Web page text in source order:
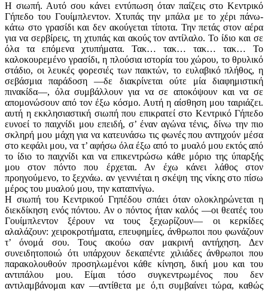
Η σιωπή. Αυτό σου κάνει εντύπωση όταν παίζεις στο Κεντρικό
Γήπεδο του Γουίμπλεντον. Χτυπάς την μπάλα με το χέρι πάνω-
κάτω στο γρασίδι και δεν ακούγεται τίποτα. Την πετάς στον αέρα
για να σερβίρεις, τη χτυπάς και ακούς τον αντίλαλο. Το ίδιο και σε
όλα τα επόμενα χτυπήματα. Τακ… τακ… τακ… τακ… Το
καλοκουρεμένο γρασίδι, η πλούσια ιστορία του χώρου, το θρυλικό
στάδιο, οι λευκές φορεσιές των παικτών, το ευλαβικό πλήθος, η
σεβάσμια παράδοση —δε διακρίνεται ούτε μία διαφημιστική
πινακίδα—, όλα συμβάλλουν για να σε αποκόψουν και να σε
απομονώσουν από τον έξω κόσμο. Αυτή η αίσθηση μου ταιριάζει.
αυτή η εκκλησιαστική σιωπή που επικρατεί στο Κεντρικό Γήπεδο
ευνοεί το παιχνίδι μου επειδή, σ’ έναν αγώνα τένις, δίνω την πιο
σκληρή μου μάχη για να κατευνάσω τις φωνές που αντηχούν μέσα
στο κεφάλι μου, να τ’ αφήσω όλα έξω από το μυαλό μου εκτός από
το ίδιο το παιχνίδι και να επικεντρώσω κάθε μόριο της ύπαρξής
μου στον πόντο που έρχεται. Αν έχω κάνει λάθος στον
προηγούμενο, το ξεχνάω. αν γεννιέται η σκέψη της νίκης στο πίσω
μέρος του μυαλού μου, την καταπνίγω.
Η σιωπή του Κεντρικού Γηπέδου σπάει όταν ολοκληρώνεται η
διεκδίκηση ενός πόντου. Αν ο πόντος ήταν καλός —οι θεατές του
Γουίμπλεντον ξέρουν να τους ξεχωρίζουν— οι κερκίδες
αλαλάζουν: χειροκροτήματα, επευφημίες, άνθρωποι που φωνάζουν
τ’ όνομά σου. Τους ακούω σαν μακρινή αντήχηση. Δεν
συνειδητοποιώ ότι υπάρχουν δεκαπέντε χιλιάδες άνθρωποι που
παρακολουθούν προσηλωμένοι κάθε κίνηση, δική μου και του
αντιπάλου μου. Είμαι τόσο συγκεντρωμένος που δεν
αντιλαμβάνομαι καν —αντίθετα με ό,τι συμβαίνει τώρα, καθώς